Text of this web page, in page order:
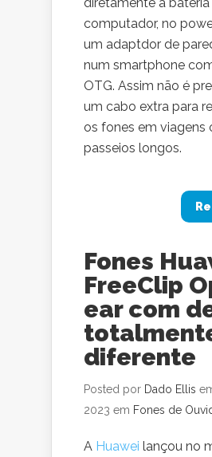
computador, no
um adaptdor de
num smartphone
OTG. Assim não é
um cabo extra para
os fones em viagens
passeios longos.
Fones
FreeClip
ear com
diferente
Posted por Dado Ellis
2023 em Fones de
A Huawei lançou no